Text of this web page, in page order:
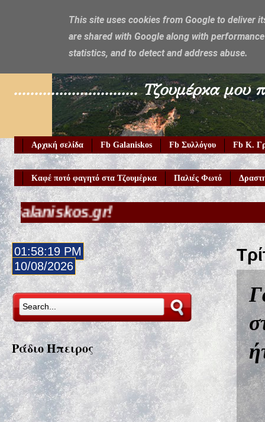
Galaniskos
.............................. Τζουμέρκα μου
Αρχική σελίδα Fb Galaniskos Fb Συλλόγου Fb Κ.
Καφέ ποτό φαγητό στα Τζουμέρκα Παλιές Φωτό
01:58:20 PM
10/08/2026
Ράδιο Ήπειρος
This site uses cookies from Google to deliver
are shared with Google along with
statistics, and to detect and address abuse.